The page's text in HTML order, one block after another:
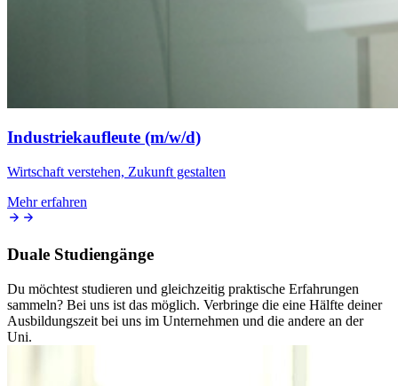
Industriekaufleute (m/w/d)
Wirtschaft verstehen, Zukunft gestalten
Mehr erfahren
Duale Studiengänge
Du möchtest studieren und gleichzeitig praktische Erfahrungen
sammeln? Bei uns ist das möglich. Verbringe die eine Hälfte deiner
Ausbildungszeit bei uns im Unternehmen und die andere an der
Uni.